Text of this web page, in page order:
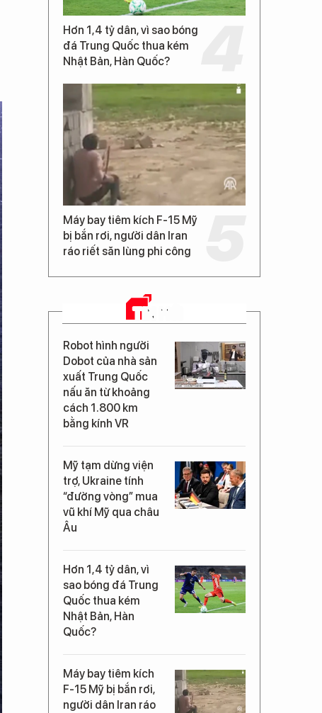
Hơn 1,4 tỷ dân, vì sao bóng
đá Trung Quốc thua kém
Nhật Bản, Hàn Quốc?
Máy bay tiêm kích F-15 Mỹ
bị bắn rơi, người dân Iran
ráo riết săn lùng phi công
TIN MỚI
Robot hình người
Dobot của nhà sản
xuất Trung Quốc
nấu ăn từ khoảng
cách 1.800 km
bằng kính VR
Mỹ tạm dừng viện
trợ, Ukraine tính
“đường vòng” mua
vũ khí Mỹ qua châu
Âu
Hơn 1,4 tỷ dân, vì
sao bóng đá Trung
Quốc thua kém
Nhật Bản, Hàn
Quốc?
Máy bay tiêm kích
F-15 Mỹ bị bắn rơi,
người dân Iran ráo